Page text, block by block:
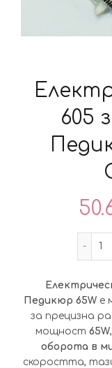
605
Педикюр 65W е
за прецизна
мощност 65W
оборота в
скоростта,